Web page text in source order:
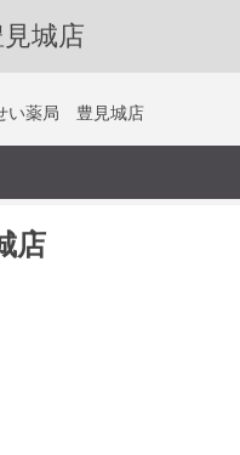
城店
い薬局 豊見城店
店